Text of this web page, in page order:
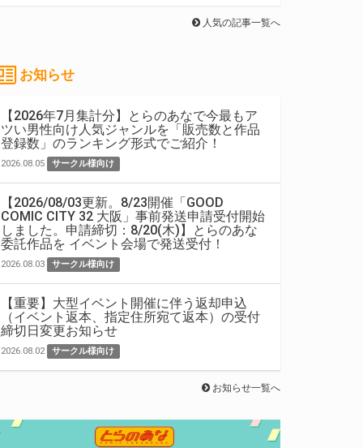
人気の記事一覧へ
お知らせ
【2026年7月集計分】とらのあなで今最もア
ツい男性向け人気ジャンルを「販売数と作品
登録数」のランキング形式でご紹介！
2026.08.05 サークル様向け
【2026/08/03更新。8/23開催「GOOD
COMIC CITY 32 大阪」事前発送申請受付開始
しました。申請締切：8/20(木)】とらのあな
委託作品を イベント会場で発送受付！
2026.08.03 サークル様向け
【重要】大型イベント開催に伴う返却申込
（イベント返本、指定住所宛て返本）の受付
締切日変更お知らせ
2026.08.02 サークル様向け
お知らせ一覧へ